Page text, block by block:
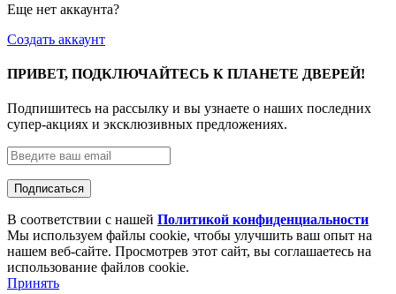
Еще нет аккаунта?
Создать аккаунт
ПРИВЕТ, ПОДКЛЮЧАЙТЕСЬ К ПЛАНЕТЕ ДВЕРЕЙ!
Подпишитесь на рассылку и вы узнаете о наших последних
супер-акциях и эксклюзивных предложениях.
В соответствии с нашей Политикой конфиденциальности
Мы используем файлы cookie, чтобы улучшить ваш опыт на
нашем веб-сайте. Просмотрев этот сайт, вы соглашаетесь на
использование файлов cookie.
Принять